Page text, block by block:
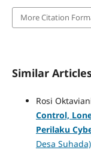
More Citation
Similar
Rosi
Control,
Perilaku
Desa Suhada)